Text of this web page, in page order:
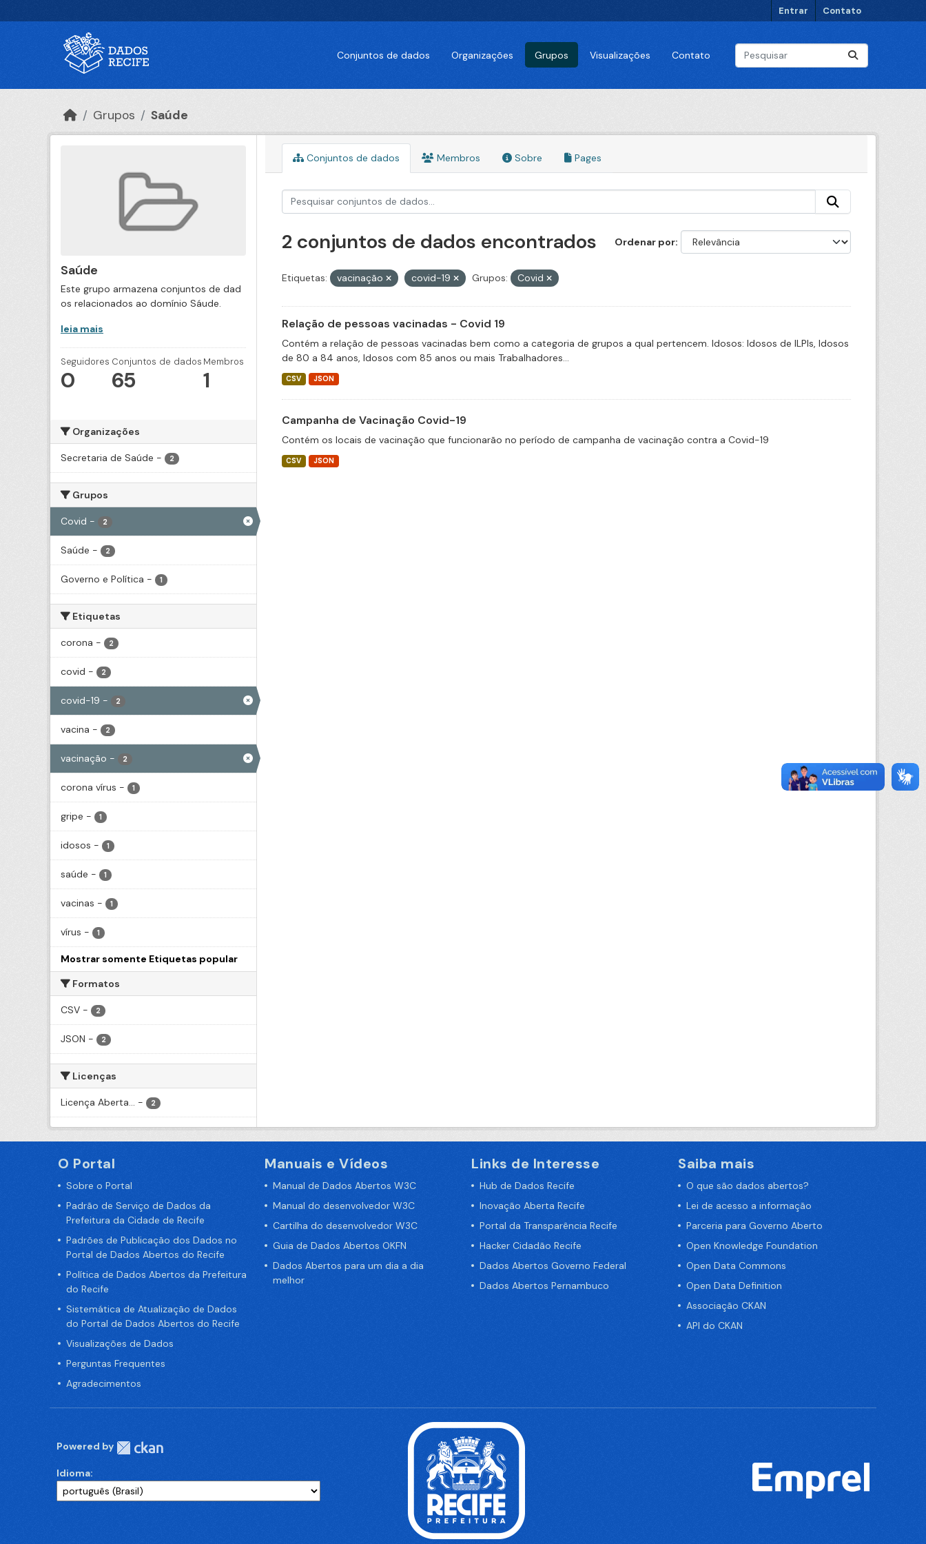
Entrar Contato
Conjuntos de dados Organizações Grupos Visualizações Contato
Grupos Saúde
Saúde
Este grupo armazena conjuntos de dad
os relacionados ao domínio Sáude.
leia mais
Seguidores
0
Conjuntos de dados
65
Membros
1
Organizações
Secretaria de Saúde - 2
Grupos
Covid - 2
Saúde - 2
Governo e Política - 1
Etiquetas
corona - 2
covid - 2
covid-19 - 2
vacina - 2
vacinação - 2
corona vírus - 1
gripe - 1
idosos - 1
saúde - 1
vacinas - 1
vírus - 1
Mostrar somente Etiquetas popular
Formatos
CSV - 2
JSON - 2
Licenças
Licença Aberta... - 2
Conjuntos de dados Membros Sobre Pages
Ordenar por
2 conjuntos de dados encontrados
Etiquetas: vacinação covid-19 Grupos: Covid
Relação de pessoas vacinadas - Covid 19
Contém a relação de pessoas vacinadas bem como a categoria de grupos a qual pertencem. Idosos: Idosos de ILPIs, Idosos
de 80 a 84 anos, Idosos com 85 anos ou mais Trabalhadores...
CSV JSON
Campanha de Vacinação Covid-19
Contém os locais de vacinação que funcionarão no período de campanha de vacinação contra a Covid-19
CSV JSON
O Portal
Sobre o Portal
Padrão de Serviço de Dados da
Prefeitura da Cidade de Recife
Padrões de Publicação dos Dados no
Portal de Dados Abertos do Recife
Política de Dados Abertos da Prefeitura
do Recife
Sistemática de Atualização de Dados
do Portal de Dados Abertos do Recife
Visualizações de Dados
Perguntas Frequentes
Agradecimentos
Manuais e Vídeos
Manual de Dados Abertos W3C
Manual do desenvolvedor W3C
Cartilha do desenvolvedor W3C
Guia de Dados Abertos OKFN
Dados Abertos para um dia a dia
melhor
Links de Interesse
Hub de Dados Recife
Inovação Aberta Recife
Portal da Transparência Recife
Hacker Cidadão Recife
Dados Abertos Governo Federal
Dados Abertos Pernambuco
Saiba mais
O que são dados abertos?
Lei de acesso a informação
Parceria para Governo Aberto
Open Knowledge Foundation
Open Data Commons
Open Data Definition
Associação CKAN
API do CKAN
Powered by
Idioma